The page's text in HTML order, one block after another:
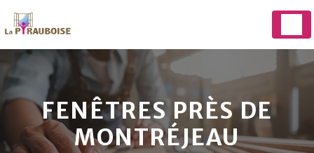
FENÊTRES PRÈS DE
MONTRÉJEAU